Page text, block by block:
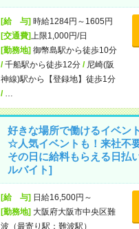
[給 与]時給1284円～1605円
[交通費]上限1,000円/日
[勤務地]御幣島駅から徒歩10分
/千船駅から徒歩12分/ 尼崎(阪
神線)駅から【登録地】徒歩1分
/
好きな場所で働けるイベン
☆人気イベントも！来社不
その日に給料もらえる日払
ルバイト]
[給 与]日給16,500円～
[勤務地]大阪府大阪市中央区難
波（最寄り駅：難波駅）